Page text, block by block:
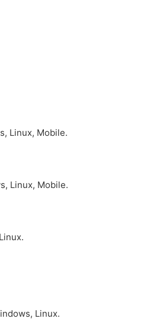
Linux, Mobile.
Linux, Mobile.
Linux.